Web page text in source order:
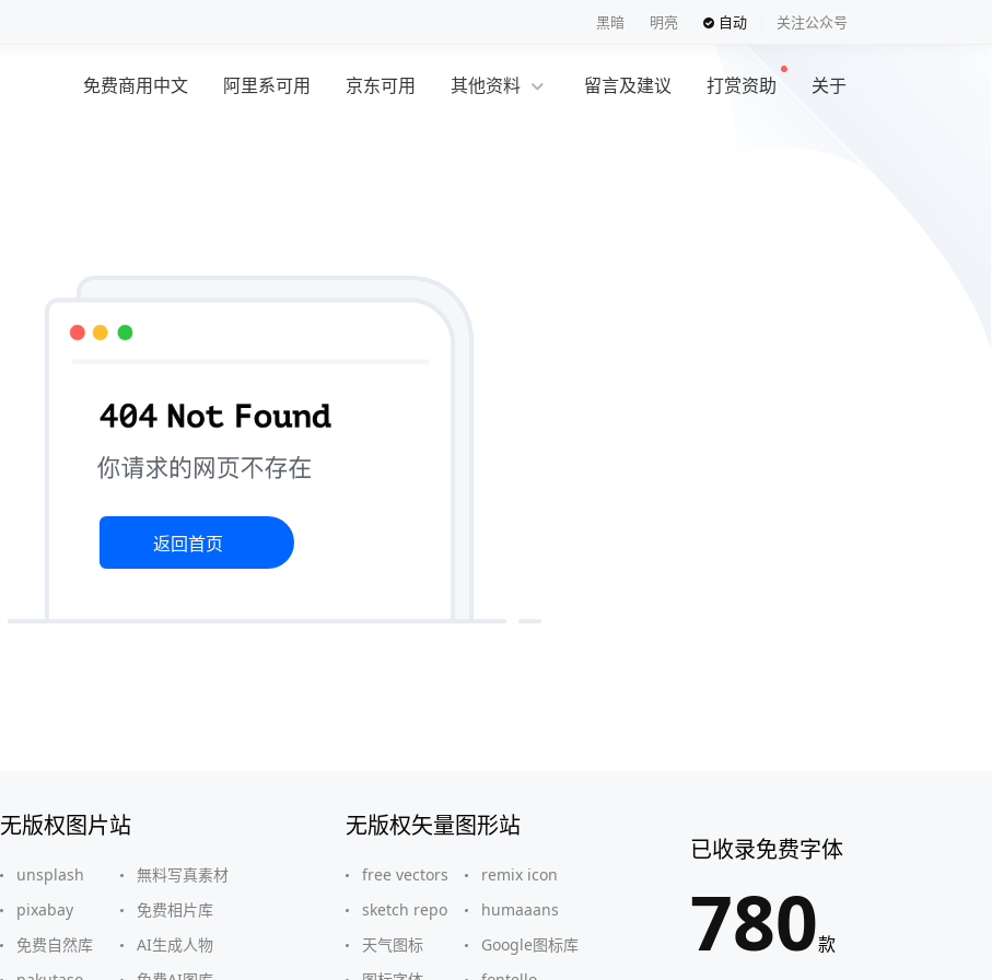
黑暗 明亮 自动 关注公众号
免费商用中文 阿里系可用 京东可用 其他资料 留言及建议 打赏资助 关于
返回首页
无版权图片站
unsplash
無料写真素材
pixabay
免费相片库
免费自然库
AI生成人物
无版权矢量图形站
free vectors
remix icon
sketch repo
humaaans
天气图标
Google图标库
已收录免费字体
780款